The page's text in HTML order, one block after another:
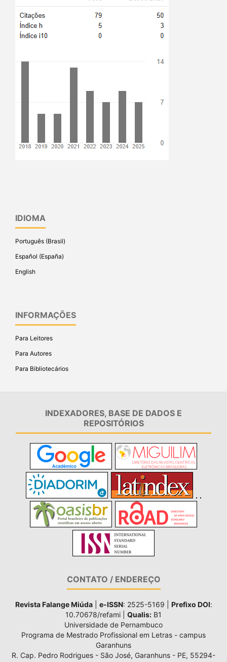
IDIOMA
Português (Brasil)
Español (España)
English
INFORMAÇÕES
Para Leitores
Para Autores
Para Bibliotecários
INDEXADORES, BASE DE DADOS E
REPOSITÓRIOS
CONTATO / ENDEREÇO
Revista Falange Miúda| e-ISSN: 2525-5169 | Prefixo DOI:
10.70678/refami | Qualis: B1
Universidade de Pernambuco
Programa de Mestrado Profissional em Letras - campus
Garanhuns
R. Cap. Pedro Rodrigues - São José, Garanhuns - PE, 55294-